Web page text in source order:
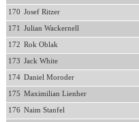
170 Josef Ritzer
171 Julian Wackernell
172 Rok Oblak
173 Jack White
174 Daniel Moroder
175 Maximilian Lienher
176 Naim Stanfel